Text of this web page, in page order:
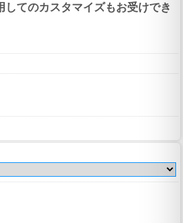
てのカスタマイズもお受けでき